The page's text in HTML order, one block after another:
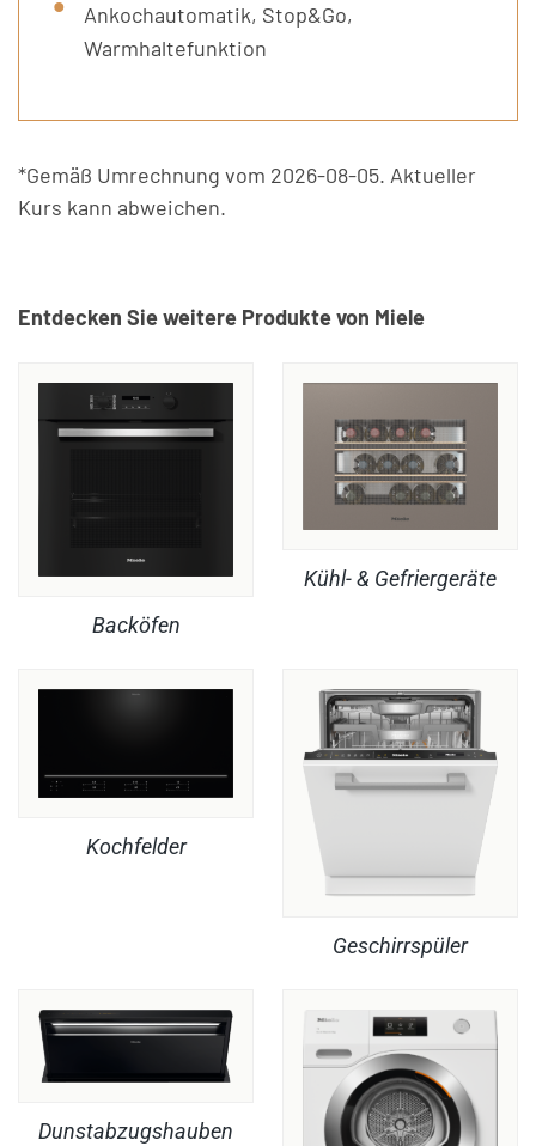
Ankochautomatik, Stop&Go,
Warmhaltefunktion
*Gemäß Umrechnung vom 2026-08-05. Aktueller
Kurs kann abweichen.
Entdecken Sie weitere Produkte von Miele
Backöfen
Kühl- & Gefriergeräte
Kochfelder
Geschirrspüler
Dunstabzugshauben